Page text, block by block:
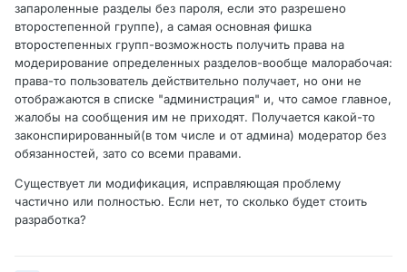
запароленные разделы без пароля, если это разрешено
второстепенной группе), а самая основная фишка
второстепенных групп-возможность получить права на
модерирование определенных разделов-вообще малорабочая:
права-то пользователь действительно получает, но они не
отображаются в списке "администрация" и, что самое главное,
жалобы на сообщения им не приходят. Получается какой-то
законспирированный(в том числе и от админа) модератор без
обязанностей, зато со всеми правами.
Существует ли модификация, исправляющая проблему
частично или полностью. Если нет, то сколько будет стоить
разработка?